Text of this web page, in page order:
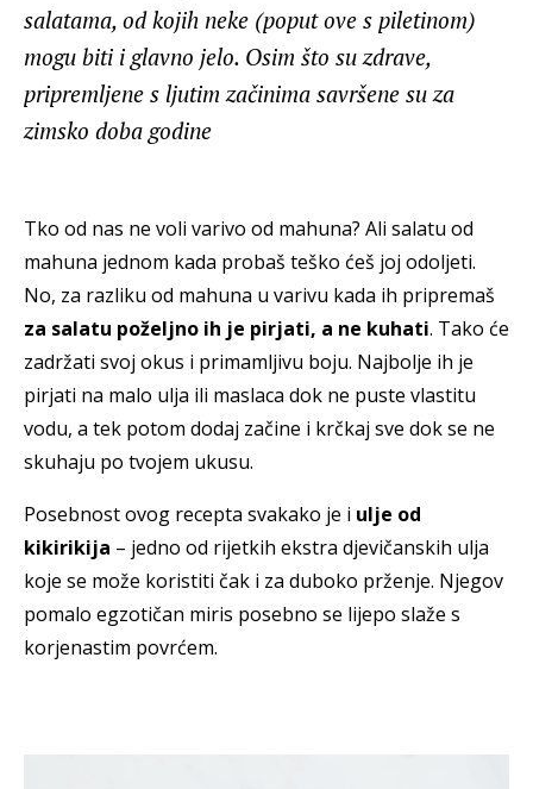
salatama, od kojih neke (poput ove s piletinom)
mogu biti i glavno jelo. Osim što su zdrave,
pripremljene s ljutim začinima savršene su za
zimsko doba godine
Tko od nas ne voli varivo od mahuna? Ali salatu od
mahuna jednom kada probaš teško ćeš joj odoljeti.
No, za razliku od mahuna u varivu kada ih pripremaš
za salatu poželjno ih je pirjati, a ne kuhati. Tako će
zadržati svoj okus i primamljivu boju. Najbolje ih je
pirjati na malo ulja ili maslaca dok ne puste vlastitu
vodu, a tek potom dodaj začine i krčkaj sve dok se ne
skuhaju po tvojem ukusu.
Posebnost ovog recepta svakako je i ulje od
kikirikija – jedno od rijetkih ekstra djevičanskih ulja
koje se može koristiti čak i za duboko prženje. Njegov
pomalo egzotičan miris posebno se lijepo slaže s
korjenastim povrćem.